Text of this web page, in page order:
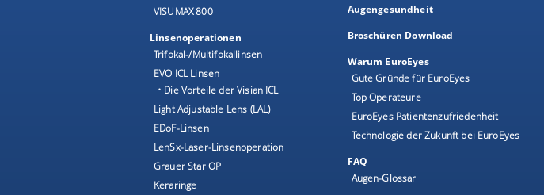
VISUMAX 800
Linsenoperationen
Trifokal-/Multifokallinsen
EVO ICL Linsen
• Die Vorteile der Visian ICL
Light Adjustable Lens (LAL)
EDoF-Linsen
LenSx-Laser-Linsenoperation
Grauer Star OP
Keraringe
Augengesundheit
Broschüren Download
Warum EuroEyes
Gute Gründe für EuroEyes
Top Operateure
EuroEyes Patientenzufriedenheit
Technologie der Zukunft bei EuroEyes
FAQ
Augen-Glossar